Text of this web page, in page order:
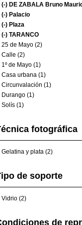
(-) DE ZABALA Bruno
(-) Palacio
(-) Plaza
(-) TARANCO
25 de Mayo (2)
Calle (2)
1º de Mayo (1)
Casa urbana (1)
Circunvalación (1)
Durango (1)
Solís (1)
fotográfica
Gelatina y plata (2)
de soporte
Vidrio (2)
de